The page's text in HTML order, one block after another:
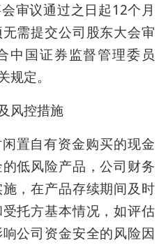
审议通过之日起12个月
需提交公司股东大会审
中国证券监督管理委员
定。
风控措施
置自有资金购买的现金
低风险产品，公司财务
，在产品存续期间及时
托方基本情况，如评估
公司资金安全的风险因